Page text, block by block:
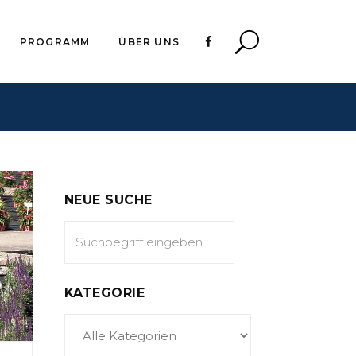
PROGRAMM ÜBER UNS
NEUE SUCHE
KATEGORIE